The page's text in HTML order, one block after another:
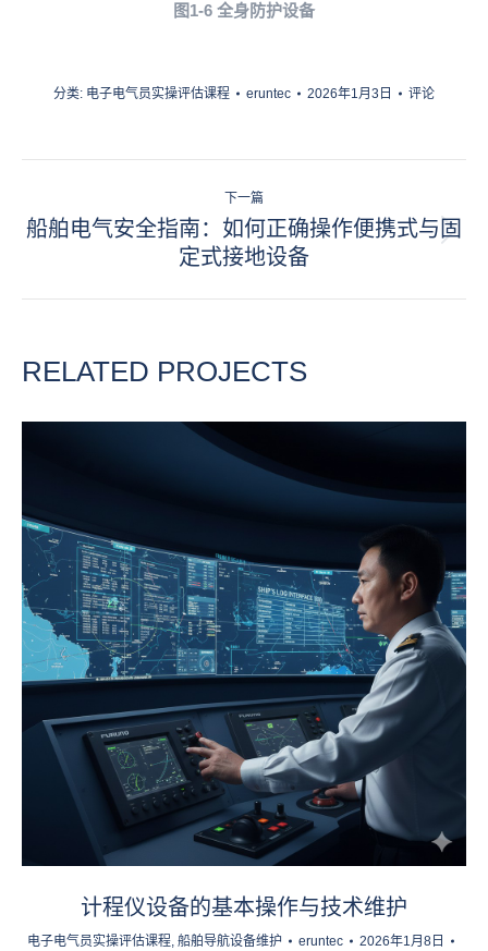
图1-6 全身防护设备
分类: 电子电气员实操评估课程 eruntec 2026年1月3日 评论
目
航
下一篇
下
一
船舶电气安全指南：如何正确操作便携式与固
定式接地设备
RELATED PROJECTS
计程仪设备的基本操作与技术维护
电子电气员实操评估课程, 船舶导航设备维护 eruntec
2026年1月8日